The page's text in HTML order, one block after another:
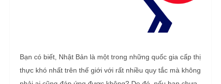
Bạn có biết, Nhật Bản là một trong những quốc gia cấp thị
thực khó nhất trên thế giới với rất nhiều quy tắc mà không